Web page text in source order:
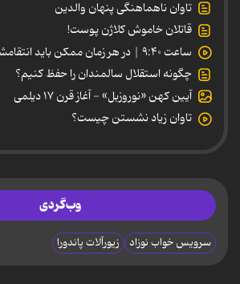
تاوان ناهماهنگی پنهان والدین
قاتلان خاموش کلاژن پوست!
ساعت ۹:۴۰ | در هر زمان ممکن باید انتقامشان را پس بدهند
چگونه استقلال سالمندان را حفظ کنیم؟
آیین کهن «نوروزبل» - آغاز قرن ۱۷ دیلمی
تاوان زیاد نشستن چیست؟
وب‌گردی
سرویس خواب نوزاد زیورآلات پاندورا